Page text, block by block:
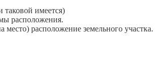
таковой имеется)
расположения.
место) расположение земельного участка.